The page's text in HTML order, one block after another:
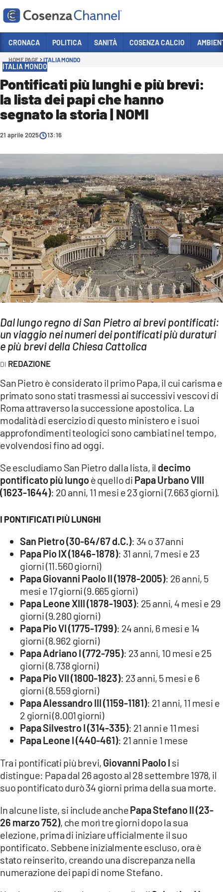
Sezioni
CRONACA
POLITICA
COSENZA CALCIO
ECONOMIA E LAVORO
SANITÀ
SPORT
CULTURA
AMBIENTE
Streaming
LAC TV
LAC NETWORK
LAC ONAIR
LaC
Network
LACONAIR.IT
LACITYMAG.IT
ILREGGINO.IT
COSENZACHANNEL.IT
ILVIBONESE.IT
CATANZAROCHANNEL.IT
ANDROID
APPLE
CRONACA POLITICA SANITÀ COSENZA CALCIO
HOME PAGE ITALIA MONDO
ITALIA MONDO
Pontificati più lunghi e più brevi:
la lista dei papi che hanno
segnato la storia | NOMI
21 aprile 2025 13:16
Dal lungo regno di San Pietro ai brevi pontificati:
un viaggio nei numeri dei pontificati più duraturi
e più brevi della Chiesa Cattolica
REDAZIONE
San Pietro è considerato il primo Papa, il cui carisma e
primato sono stati trasmessi ai successivi vescovi di
Roma attraverso la successione apostolica. La
modalità di esercizio di questo ministero e i suoi
approfondimenti teologici sono cambiati nel tempo,
evolvendosi fino ad oggi.
Se escludiamo San Pietro dalla lista, il decimo
pontificato più lungoè quello di Papa Urbano VIII
(1623-1644): 20 anni, 11 mesi e 23 giorni (7.663 giorni).
I PONTIFICATI PIÙ LUNGHI
San Pietro (30-64/67 d.C.): 34 o 37 anni
Papa Pio IX (1846-1878): 31 anni, 7 mesi e 23
giorni (11.560 giorni)
Papa Giovanni Paolo II (1978-2005): 26 anni, 5
mesi e 17 giorni (9.665 giorni)
Papa Leone XIII (1878-1903): 25 anni, 4 mesi e 29
giorni (9.280 giorni)
Papa Pio VI (1775-1799): 24 anni, 6 mesi e 14
giorni (8.962 giorni)
Papa Adriano I (772-795): 23 anni, 10 mesi e 25
giorni (8.738 giorni)
Papa Pio VII (1800-1823): 23 anni, 5 mesi e 6
giorni (8.559 giorni)
Papa Alessandro III (1159-1181): 21 anni, 11 mesi e
2 giorni (8.001 giorni)
Papa Silvestro I (314-335): 21 anni e 11 mesi
Papa Leone I (440-461): 21 anni e 1 mese
Tra i pontificati più brevi, Giovanni Paolo I si
distingue: Papa dal 26 agosto al 28 settembre 1978, il
suo pontificato durò 34 giorni prima della sua morte.
In alcune liste, si include anchePapa Stefano II (23-
26 marzo 752), che morì tre giorni dopo la sua
elezione, prima di iniziare ufficialmente il suo
pontificato. Sebbene inizialmente escluso, ora è
stato reinserito, creando una discrepanza nella
numerazione dei papi di nome Stefano.